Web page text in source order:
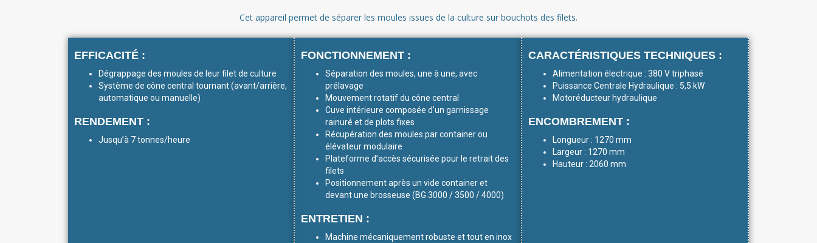
Cet appareil permet de séparer les moules issues de la culture sur bouchots des filets.
EFFICACITÉ :
Dégrappage des moules de leur filet de culture
Système de cône central tournant (avant/arrière,
automatique ou manuelle)
RENDEMENT :
Jusqu’à 7 tonnes/heure
FONCTIONNEMENT :
Séparation des moules, une à une, avec
prélavage
Mouvement rotatif du cône central
Cuve intérieure composée d’un garnissage
rainuré et de plots fixes
Récupération des moules par container ou
élévateur modulaire
Plateforme d’accès sécurisée pour le retrait des
filets
Positionnement après un vide container et
devant une brosseuse (BG 3000 / 3500 / 4000)
ENTRETIEN :
Machine mécaniquement robuste et tout en inox
CARACTÉRISTIQUES TECHNIQUES :
Alimentation électrique : 380 V triphasé
Puissance Centrale Hydraulique : 5,5 kW
Motoréducteur hydraulique
ENCOMBREMENT :
Longueur : 1270 mm
Largeur : 1270 mm
Hauteur : 2060 mm